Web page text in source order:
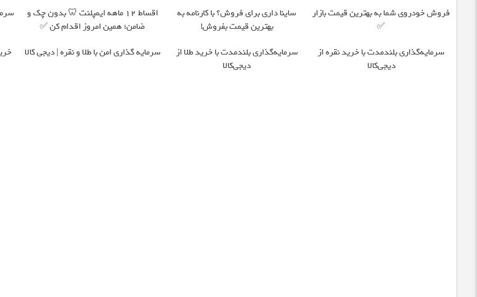
فروش خودروی شما به بهترین قیمت بازار
✅
ساینا داری برای فروش؟ با کارنامه به
بهترین قیمت بفروش!
اقساط ۱۲ ماهه ایمپلنت 🦷 بدون چک و
ضامن؛ همین امروز اقدام کن ✅
سرمایه‌گذاری بلندمدت با خرید نقره از
دیجی‌کالا
سرمایه‌گذاری بلندمدت با خرید طلا از
دیجی‌کالا
سرمایه گذاری امن با طلا و نقره | دیجی کالا